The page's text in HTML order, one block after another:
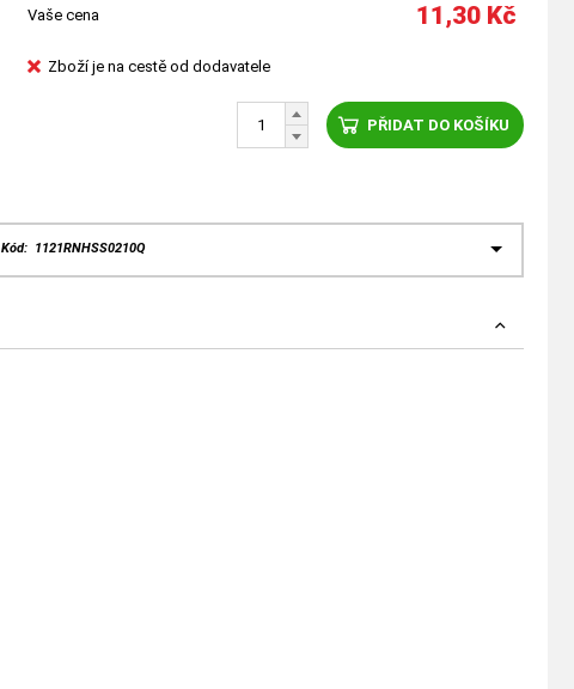
Vaše cena 11,30Kč
Zboží je na cestě od dodavatele
PŘIDAT DO KOŠÍKU
Kód: 1121RNHSS0210Q